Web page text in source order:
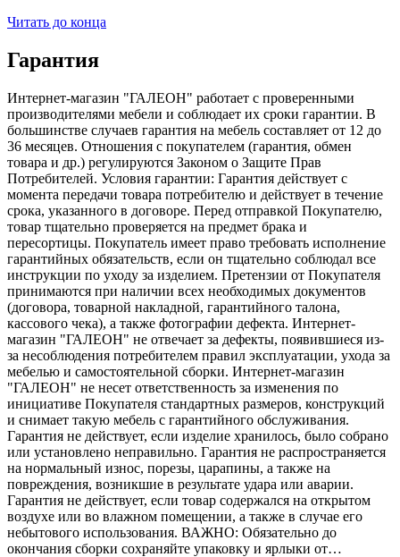
Читать до конца
Гарантия
Интернет-магазин "ГАЛЕОН" работает с проверенными
производителями мебели и соблюдает их сроки гарантии. В
большинстве случаев гарантия на мебель составляет от 12 до
36 месяцев. Отношения с покупателем (гарантия, обмен
товара и др.) регулируются Законом о Защите Прав
Потребителей. Условия гарантии: Гарантия действует с
момента передачи товара потребителю и действует в течение
срока, указанного в договоре. Перед отправкой Покупателю,
товар тщательно проверяется на предмет брака и
пересортицы. Покупатель имеет право требовать исполнение
гарантийных обязательств, если он тщательно соблюдал все
инструкции по уходу за изделием. Претензии от Покупателя
принимаются при наличии всех необходимых документов
(договора, товарной накладной, гарантийного талона,
кассового чека), а также фотографии дефекта. Интернет-
магазин "ГАЛЕОН" не отвечает за дефекты, появившиеся из-
за несоблюдения потребителем правил эксплуатации, ухода за
мебелью и самостоятельной сборки. Интернет-магазин
"ГАЛЕОН" не несет ответственность за изменения по
инициативе Покупателя стандартных размеров, конструкций
и снимает такую мебель с гарантийного обслуживания.
Гарантия не действует, если изделие хранилось, было собрано
или установлено неправильно. Гарантия не распространяется
на нормальный износ, порезы, царапины, а также на
повреждения, возникшие в результате удара или аварии.
Гарантия не действует, если товар содержался на открытом
воздухе или во влажном помещении, а также в случае его
небытового использования. ВАЖНО: Обязательно до
окончания сборки сохраняйте упаковку и ярлыки от…